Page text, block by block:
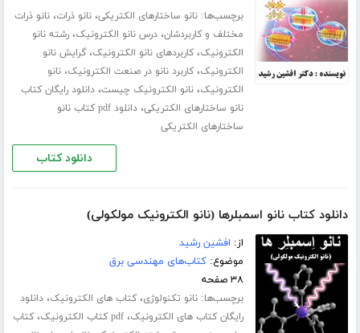
برچسب‌ها:نانو ساختارهای الکتریکی،نانو ذرات،نانو ذرات
مختلف و کاربردشان،درس نانو الکترونیک،رشته نانو
الکترونیک،کاربردهای نانو الکترونیک،گرایش نانو
الکترونیک،کاربرد نانو در صنعت الکترونیک،نانو
الکترونیک،نانو الکترونیک چیست،دانلود رایگان کتاب
نانو ساختارهای الکتریکی،
دانلود pdf کتاب نانو
ساختارهای الکتریکی
دانلود کتاب
دانلود کتاب نانو اسمبلرها (نانو الکترونیک مولکولی)
از: افشین رشید
موضوع:کتاب‌های مهندسی برق
۳۸ صفحه
برچسب‌ها:نانو تکنولوژی،کتاب های الکترونیک،دانلود
رایگان کتاب های الکترونیک،pdf کتاب الکترونیک ،کتاب